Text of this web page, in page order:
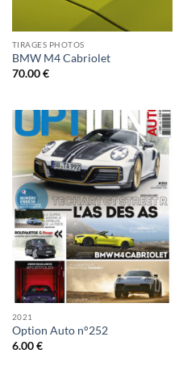
TIRAGES PHOTOS
BMW M4 Cabriolet
70.00€
2021
Option Auto n°252
6.00€